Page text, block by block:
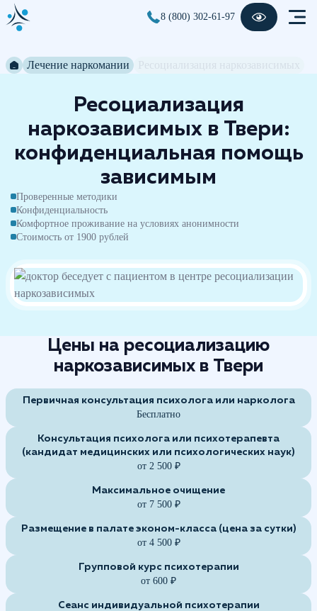
8 (800) 302-61-97
Лечение наркомании
Ресоциализация
наркозависимых в Твери:
конфиденциальная помощь
зависимым
Проверенные методики
Конфиденциальность
Комфортное проживание на условиях анонимности
Стоимость от 1900 рублей
Цены на ресоциализацию
наркозависимых в Твери
Первичная консультация психолога или нарколога
Бесплатно
Консультация психолога или психотерапевта
(кандидат медицинских или психологических наук)
от 2 500 ₽
Максимальное очищение
от 7 500 ₽
Размещение в палате эконом-класса (цена за сутки)
от 4 500 ₽
Групповой курс психотерапии
от 600 ₽
Сеанс индивидуальной психотерапии